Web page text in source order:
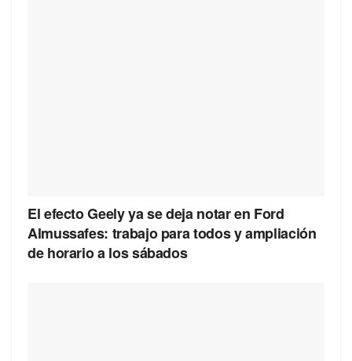
El efecto Geely ya se deja notar en Ford
Almussafes: trabajo para todos y ampliación
de horario a los sábados